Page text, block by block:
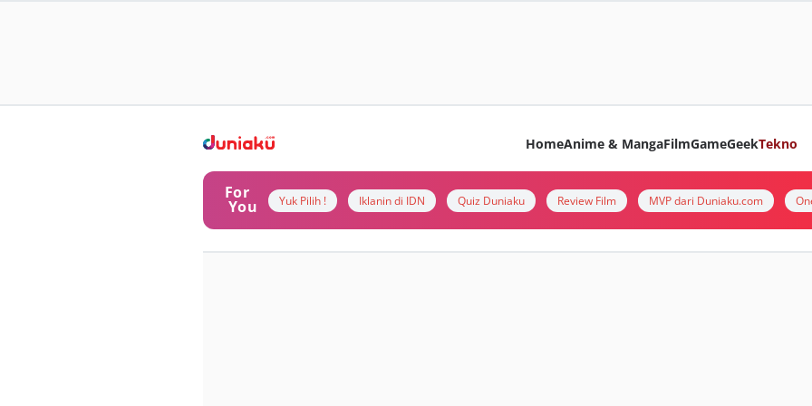
HomeAnime & MangaFilmGameGeekTekno
For
You Yuk Pilih ! Iklanin di IDN Quiz Duniaku Review Film MVP dari Duniaku.com